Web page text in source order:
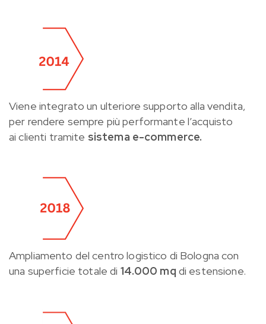
Viene integrato un ulteriore supporto alla vendita,
per rendere sempre più performante l’acquisto
ai clienti tramite sistema e-commerce.
Ampliamento del centro logistico di Bologna con
una superficie totale di 14.000 mq di estensione.